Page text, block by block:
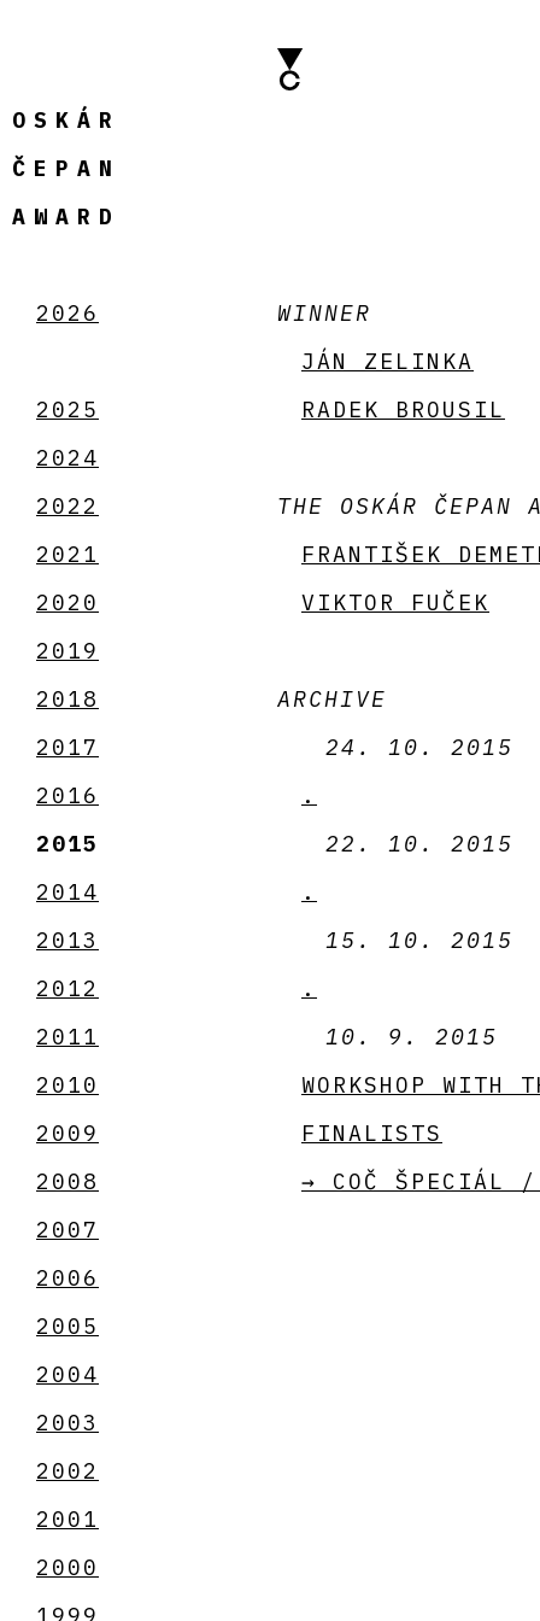
OSKÁR
ČEPAN
AWARD
2026
2025
2024
2022
2021
2020
2019
2018
2017
2016
2015
2014
2013
2012
2011
2010
2009
2008
2007
2006
2005
2004
2003
2002
2001
2000
WINNER
JÁN ZELINKA
RADEK BROUSIL
THE OSKÁR ČEPAN
FRANTIŠEK
VIKTOR FUČEK
ARCHIVE
24. 10. 2015
.
22. 10. 2015
.
15. 10. 2015
.
10. 9. 2015
WORKSHOP WITH
FINALISTS
→ COČ ŠPECIÁL /